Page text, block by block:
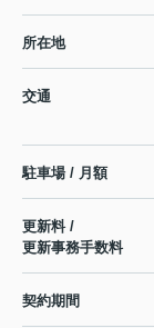
所在地
交通
駐車場 / 月額
更新料 /
更新事務手数料
契約期間